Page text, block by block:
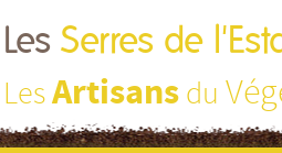
Les Serres de
LesArtisans du